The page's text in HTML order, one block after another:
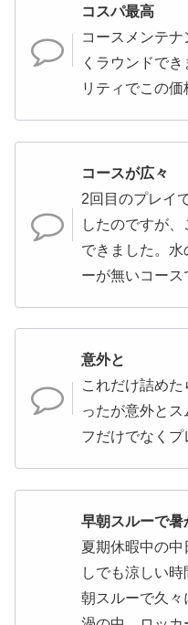
コスパ最高
コースメンテ
くラウンドで
リティでこの価
コースが広々
2回目のプレイ
したのですが
できました。
ーが無いコース
意外と
これだけ詰め
ったが意外と
フだけでなくプ
早朝スルーで暑
夏期休暇中の
しでも涼しい
朝スルーで久々